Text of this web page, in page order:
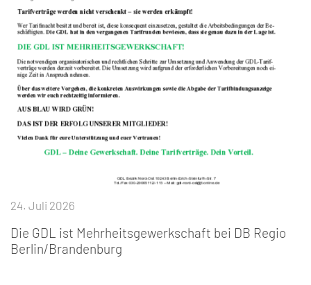
24. Juli 2026
Die GDL ist Mehrheitsgewerkschaft bei DB Regio
Berlin/Brandenburg